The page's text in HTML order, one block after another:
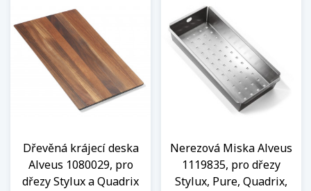
Dřevěná krájecí deska
Alveus 1080029, pro
dřezy Stylux a Quadrix
Nerezová Miska Alveus
1119835, pro dřezy
Stylux, Pure, Quadrix,